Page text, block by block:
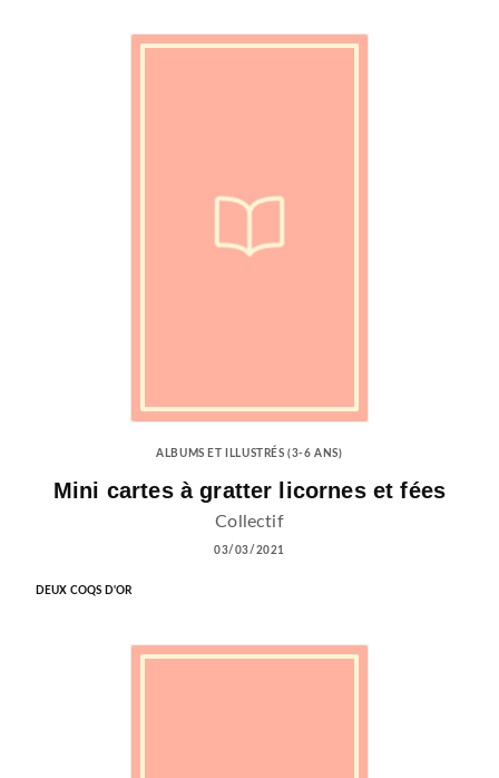
ALBUMS ET ILLUSTRÉS (3-6 ANS)
Mini cartes à gratter licornes et fées
Collectif
03/03/2021
DEUX COQS D'OR